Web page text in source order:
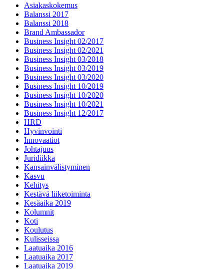
Asiakaskokemus
Balanssi 2017
Balanssi 2018
Brand Ambassador
Business Insight 02/2017
Business Insight 02/2021
Business Insight 03/2018
Business Insight 03/2019
Business Insight 03/2020
Business Insight 10/2019
Business Insight 10/2020
Business Insight 10/2021
Business Insight 12/2017
HRD
Hyvinvointi
Innovaatiot
Johtajuus
Juridiikka
Kansainvälistyminen
Kasvu
Kehitys
Kestävä liiketoiminta
Kesäaika 2019
Kolumnit
Koti
Koulutus
Kulisseissa
Laatuaika 2016
Laatuaika 2017
Laatuaika 2019